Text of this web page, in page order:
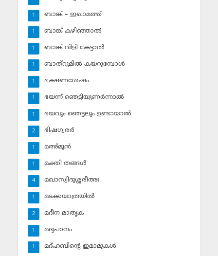
ബാങ്ക് – ഇഖാമത്ത്
1
ബാങ്ക് കഴിഞ്ഞാല്‍
1
ബാങ്ക് വിളി കേട്ടാല്‍
1
ബാത്‌റൂമില്‍ കയറുമ്പോള്‍
1
ഭക്ഷണശേഷം
1
ഭയന്ന് ഞെട്ടിയുണര്‍ന്നാല്‍
1
ഭയവും ഞെട്ടലും ഉണ്ടായാല്‍
1
ഭിഷഗ്വരര്‍
2
മഅ്മൂന്‍
1
മക്തി തങ്ങള്‍
1
മഖാസ്വിദുശ്ശരീഅഃ
4
മടക്കയാത്രയില്‍
1
മദീന മാതൃക
2
മദ്യപാനം
1
മദ്ഹബിന്റെ ഇമാമുകള്‍
1